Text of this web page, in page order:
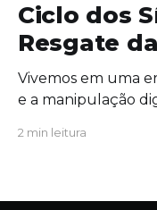
Ciclo dos
Resgate
Vivemos em uma
e a manipulação
2 min leitura